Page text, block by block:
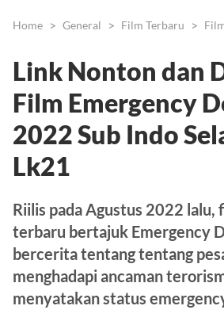
Home General Film Terbaru
Link Nonton dan
Film Emergency
2022 Sub Indo
Lk21
Riilis pada Agustus 2022 lalu,
terbaru bertajuk Emergency
bercerita tentang tentang
menghadapi ancaman
menyatakan status